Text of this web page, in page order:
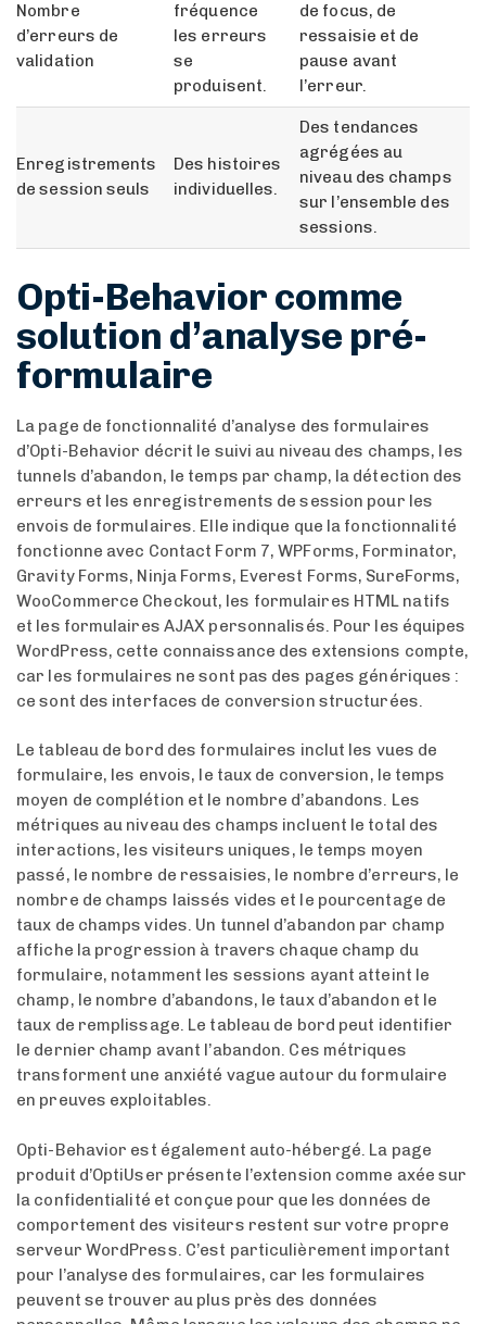
Nombre
d’erreurs de
validation
fréquence
les erreurs
se
produisent.
de focus, de
ressaisie et de
pause avant
l’erreur.
Enregistrements
de session seuls
Des histoires
individuelles.
Des tendances
agrégées au
niveau des champs
sur l’ensemble des
sessions.
Opti-Behavior comme
solution d’analyse pré-
formulaire
La page de fonctionnalité d’analyse des formulaires
d’Opti-Behavior décrit le suivi au niveau des champs, les
tunnels d’abandon, le temps par champ, la détection des
erreurs et les enregistrements de session pour les
envois de formulaires. Elle indique que la fonctionnalité
fonctionne avec Contact Form 7, WPForms, Forminator,
Gravity Forms, Ninja Forms, Everest Forms, SureForms,
WooCommerce Checkout, les formulaires HTML natifs
et les formulaires AJAX personnalisés. Pour les équipes
WordPress, cette connaissance des extensions compte,
car les formulaires ne sont pas des pages génériques :
ce sont des interfaces de conversion structurées.
Le tableau de bord des formulaires inclut les vues de
formulaire, les envois, le taux de conversion, le temps
moyen de complétion et le nombre d’abandons. Les
métriques au niveau des champs incluent le total des
interactions, les visiteurs uniques, le temps moyen
passé, le nombre de ressaisies, le nombre d’erreurs, le
nombre de champs laissés vides et le pourcentage de
taux de champs vides. Un tunnel d’abandon par champ
affiche la progression à travers chaque champ du
formulaire, notamment les sessions ayant atteint le
champ, le nombre d’abandons, le taux d’abandon et le
taux de remplissage. Le tableau de bord peut identifier
le dernier champ avant l’abandon. Ces métriques
transforment une anxiété vague autour du formulaire
en preuves exploitables.
Opti-Behavior est également auto-hébergé. La page
produit d’OptiUser présente l’extension comme axée sur
la confidentialité et conçue pour que les données de
comportement des visiteurs restent sur votre propre
serveur WordPress. C’est particulièrement important
pour l’analyse des formulaires, car les formulaires
peuvent se trouver au plus près des données